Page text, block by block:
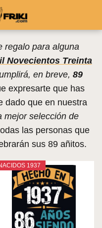
regalo para alguna
Novecientos Treinta
en breve, 89
expresarte que has
dado que en nuestra
mejor selección de
las personas que
sus 89 añitos.
1937